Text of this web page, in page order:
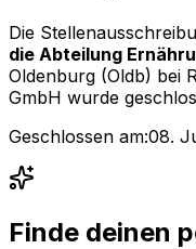
Die
die Abteilung
Oldenburg (Oldb) bei
GmbH wurde
Geschlossen am:08.
Finde deinen